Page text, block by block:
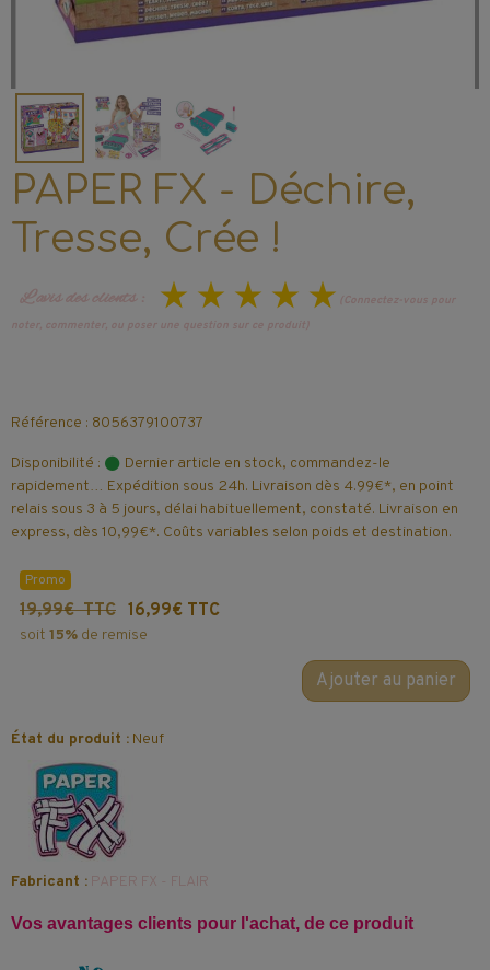
PAPER FX - Déchire,
Tresse, Crée !
L’avis des clients :
(Connectez-vous pour
noter, commenter, ou poser une question sur ce produit)
Référence : 8056379100737
Disponibilité :
Dernier article en stock, commandez-le
rapidement… Expédition sous 24h. Livraison dès 4.99€*, en point
relais sous 3 à 5 jours, délai habituellement, constaté. Livraison en
express, dès 10,99€*. Coûts variables selon poids et destination.
Promo
19,99€ TTC 16,99€ TTC
soit 15% de remise
Ajouter au panier
État du produit : Neuf
Fabricant : PAPER FX - FLAIR
Vos avantages clients pour l'achat, de ce produit